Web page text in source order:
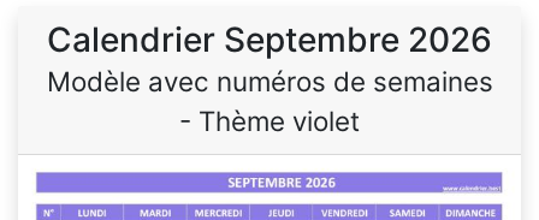
Calendrier Septembre 2026
Modèle avec numéros de semaines
- Thème violet